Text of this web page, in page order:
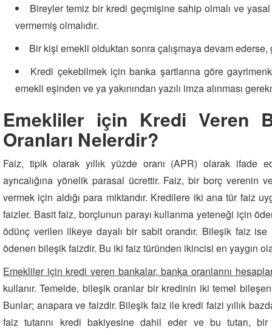
Bireyler temiz bir kredi geçmişine sahip olmalı ve
vermemiş olmalıdır.
Bir kişi emekli olduktan sonra çalışmaya devam
Kredi çekebilmek için banka şartlarına göre
emekli eşinden ve ya yakınından yazılı imza alınması
Emekliler için Kredi Veren
Oranları Nelerdir?
Faiz, tipik olarak yıllık yüzde oranı (APR) olarak ifade
ayrıcalığına yönelik parasal ücrettir. Faiz, bir borç verenin
vermek için aldığı para miktarıdır. Kredilere iki ana tür faiz
faizler. Basit faiz, borçlunun parayı kullanma yeteneği için
ödünç verilen ilkeye dayalı bir sabit orandır. Bileşik faiz
ödenen bileşik faizdir. Bu iki faiz türünden ikincisi en yaygın
Emekliler için kredi veren bankalar, banka oranlarını
kullanır. Temelde, bileşik oranlar bir kredinin iki temel
Bunlar; anapara ve faizdir. Bileşik faiz ile kredi faizi yıllık
faiz tutarını kredi bakiyesine dahil eder ve bu tutarı,